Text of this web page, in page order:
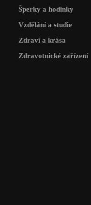
Šperky a hodinky
Vzdělání a studie
Zdraví a krása
Zdravotnické zařízení